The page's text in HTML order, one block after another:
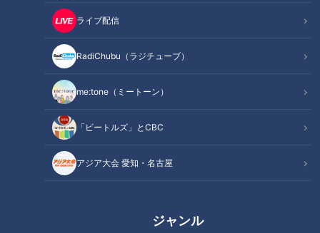
ライブ配信
RadiChubu（ラジチューブ）
me:tone（ミートーン）
「ビートルズ」とCBC
アジア大会 愛知・名古屋
ジャンル
生徒たちが手作りする『図書館
まつり』とは？ 愛知『瀬戸高
校』でマヂラブ野田、青春を取
り戻す！
四日市の良さを広め色んなPRを
したい…高校生が課外活動でプ
ロ顔負けの“食品開発” ホテルと
コラボしメニュー化も
クラシックを身近にするスギテ